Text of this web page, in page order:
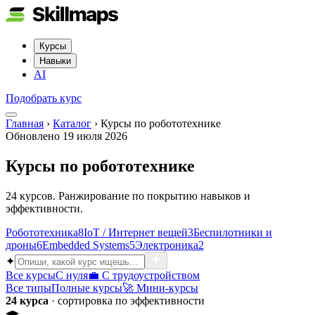
Курсы
Навыки
AI
Подобрать курс
Главная › Каталог › Курсы по робототехнике
Обновлено 19 июля 2026
Курсы по робототехнике
24 курсов. Ранжирование по покрытию навыков и
эффективности.
Робототехника8IoT / Интернет вещей3Беспилотники и
дроны6Embedded Systems5Электроника2
✦
Все курсыС нуля💼 С трудоустройством
Все типыПолные курсы🚀 Мини-курсы
24 курса · сортировка по эффективности